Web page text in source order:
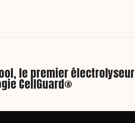
le premier électrolyseur
CellGuard®